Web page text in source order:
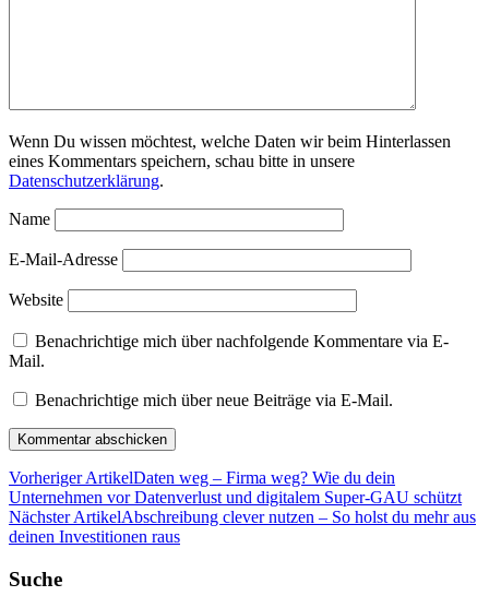
Wenn Du wissen möchtest, welche Daten wir beim Hinterlassen
eines Kommentars speichern, schau bitte in unsere
Datenschutzerklärung.
Name
E-Mail-Adresse
Website
Benachrichtige mich über nachfolgende Kommentare via E-
Mail.
Benachrichtige mich über neue Beiträge via E-Mail.
Vorheriger ArtikelDaten weg – Firma weg? Wie du dein
Unternehmen vor Datenverlust und digitalem Super-GAU schützt
Nächster ArtikelAbschreibung clever nutzen – So holst du mehr aus
deinen Investitionen raus
Suche